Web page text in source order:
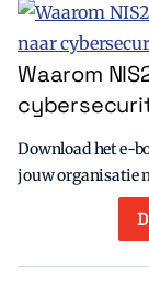
Waarom
Download het e-
jouw organisatie